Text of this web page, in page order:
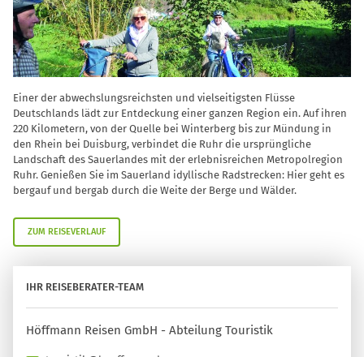
Einer der abwechslungsreichsten und vielseitigsten Flüsse
Deutschlands lädt zur Entdeckung einer ganzen Region ein. Auf ihren
220 Kilometern, von der Quelle bei Winterberg bis zur Mündung in
den Rhein bei Duisburg, verbindet die Ruhr die ursprüngliche
Landschaft des Sauerlandes mit der erlebnisreichen Metropolregion
Ruhr. Genießen Sie im Sauerland idyllische Radstrecken: Hier geht es
bergauf und bergab durch die Weite der Berge und Wälder.
ZUM REISEVERLAUF
IHR REISEBERATER-TEAM
Höffmann Reisen GmbH - Abteilung Touristik